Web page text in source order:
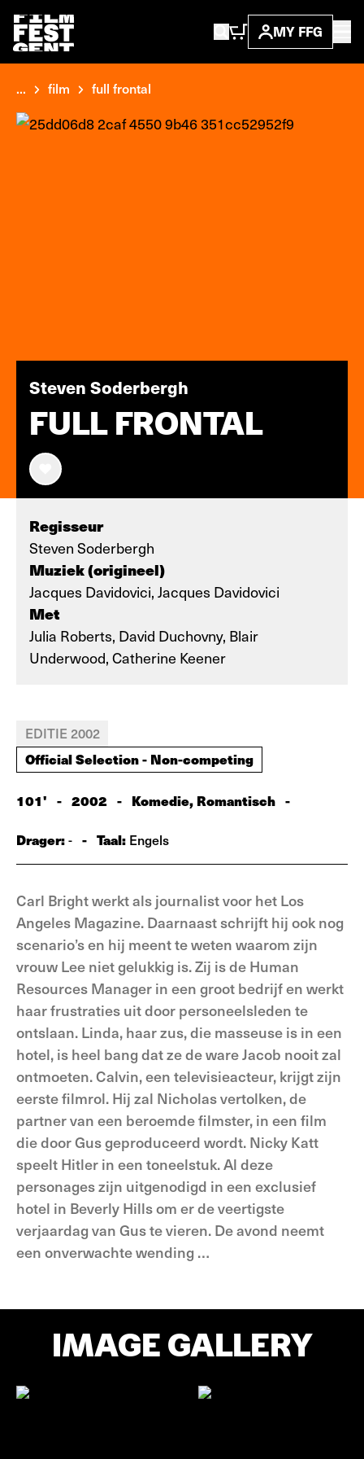
MY FFG
... film full frontal
Steven Soderbergh
FULL FRONTAL
Regisseur
Steven Soderbergh
Muziek (origineel)
Jacques Davidovici, Jacques Davidovici
Met
Julia Roberts, David Duchovny, Blair
Underwood, Catherine Keener
EDITIE 2002
Official Selection - Non-competing
101' - 2002 - Komedie, Romantisch -
Drager:- - Taal: Engels
Carl Bright werkt als journalist voor het Los
Angeles Magazine. Daarnaast schrijft hij ook nog
scenario’s en hij meent te weten waarom zijn
vrouw Lee niet gelukkig is. Zij is de Human
Resources Manager in een groot bedrijf en werkt
haar frustraties uit door personeelsleden te
ontslaan. Linda, haar zus, die masseuse is in een
hotel, is heel bang dat ze de ware Jacob nooit zal
ontmoeten. Calvin, een televisieacteur, krijgt zijn
eerste filmrol. Hij zal Nicholas vertolken, de
partner van een beroemde filmster, in een film
die door Gus geproduceerd wordt. Nicky Katt
speelt Hitler in een toneelstuk. Al deze
personages zijn uitgenodigd in een exclusief
hotel in Beverly Hills om er de veertigste
verjaardag van Gus te vieren. De avond neemt
een onverwachte wending …
IMAGE GALLERY